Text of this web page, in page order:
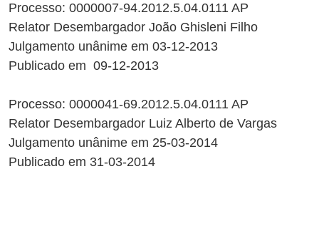
Processo: 0000007-94.2012.5.04.0111 AP
Relator Desembargador João Ghisleni Filho
Julgamento unânime em 03-12-2013
Publicado em 09-12-2013
Processo: 0000041-69.2012.5.04.0111 AP
Relator Desembargador Luiz Alberto de Vargas
Julgamento unânime em 25-03-2014
Publicado em 31-03-2014